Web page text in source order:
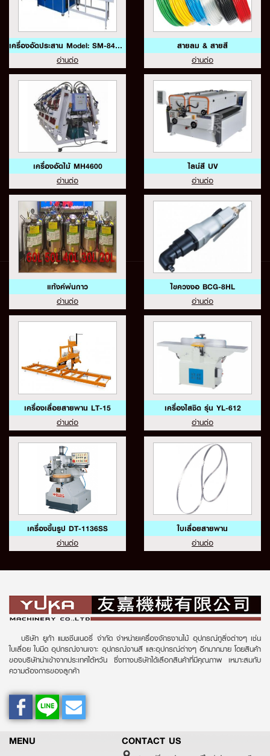
เครื่องอัดประสาน Model: SM-84H35
อ่านต่อ
สายลม & สายสี
อ่านต่อ
เครื่องอัดไม้ MH4600
อ่านต่อ
ไลน์สี UV
อ่านต่อ
แท้งค์พ่นกาว
อ่านต่อ
ไขควงงอ BCG-8HL
อ่านต่อ
เครื่องเลื่อยสายพาน LT-15
อ่านต่อ
เครื่องไสชิด รุ่น YL-612
อ่านต่อ
เครื่องขึ้นรูป DT-1136SS
อ่านต่อ
ใบเลื่อยสายพาน
อ่านต่อ
บริษัท ยูก้า แมชชีนเนอรี่ จำกัด จำหน่ายเครื่องจักรงานไม้ อุปกรณ์ทูลิ่งต่างๆ เช่น
ใบเลื่อย ใบมีด อุปกรณ์งานเจาะ อุปกรณ์งานสี และอุปกรณ์ต่างๆ อีกมากมาย โดยสินค้า
ของบริษัทนำเข้าจากประเทศไต้หวัน ซึ่งทางบริษัทได้เลือกสินค้าที่มีคุณภาพ เหมาะสมกับ
ความต้องการของลูกค้า
MENU CONTACT US